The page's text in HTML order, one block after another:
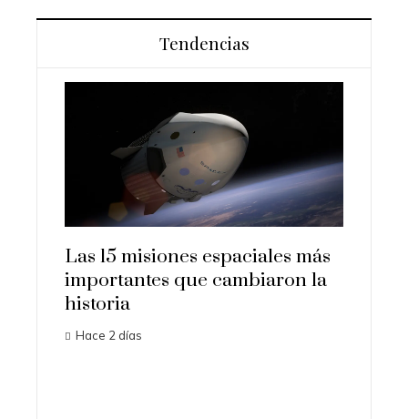
Tendencias
espaciales más
cambiaron la
Los ordenadores que
transformaron la